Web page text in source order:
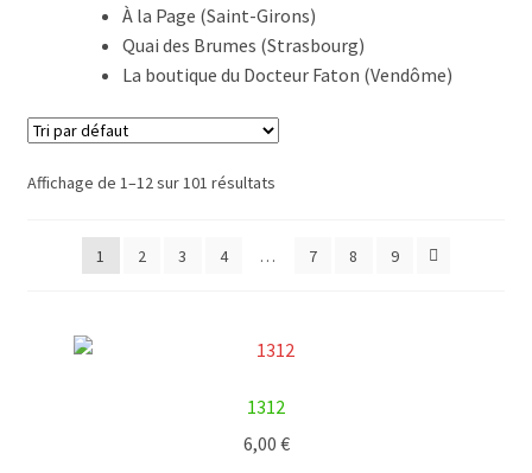
À la Page (Saint-Girons)
Quai des Brumes (Strasbourg)
La boutique du Docteur Faton (Vendôme)
Affichage de 1–12 sur 101 résultats
1 2 3 4 … 7 8 9
1312
6,00 €